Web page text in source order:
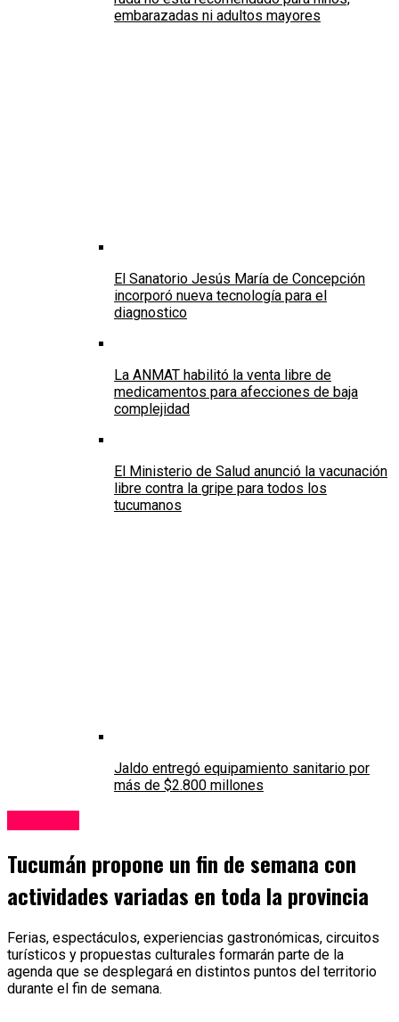
embarazadas ni adultos mayores
El Sanatorio Jesús María de Concepción
incorporó nueva tecnología para el
diagnostico
La ANMAT habilitó la venta libre de
medicamentos para afecciones de baja
complejidad
El Ministerio de Salud anunció la vacunación
libre contra la gripe para todos los
tucumanos
Jaldo entregó equipamiento sanitario por
más de $2.800 millones
Tucumán propone un fin de semana con
actividades variadas en toda la provincia
Ferias, espectáculos, experiencias gastronómicas, circuitos
turísticos y propuestas culturales formarán parte de la
agenda que se desplegará en distintos puntos del territorio
durante el fin de semana.